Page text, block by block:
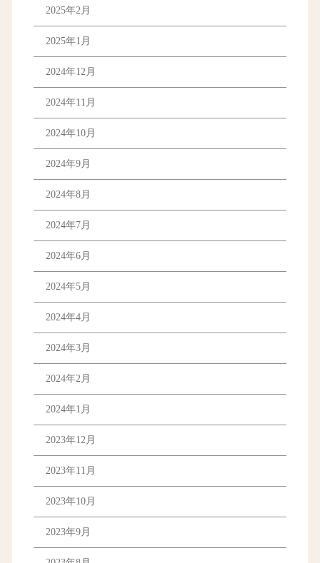
2025年2月
2025年1月
2024年12月
2024年11月
2024年10月
2024年9月
2024年8月
2024年7月
2024年6月
2024年5月
2024年4月
2024年3月
2024年2月
2024年1月
2023年12月
2023年11月
2023年10月
2023年9月